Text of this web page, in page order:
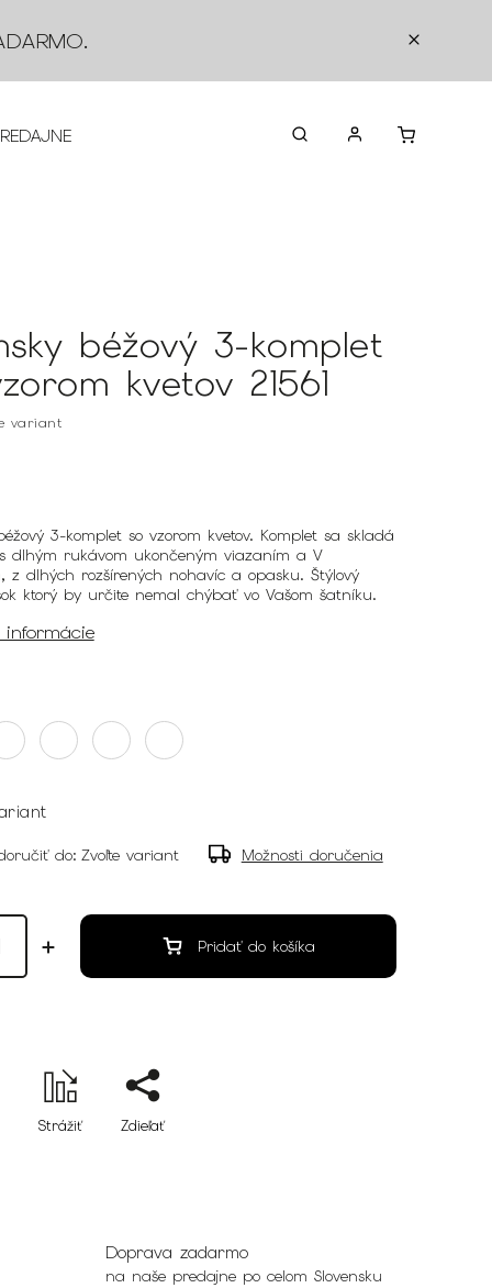
.
KONTAKTY
béžový 3-komplet
kvetov 21561
variant
3-komplet so vzorom kvetov. Komplet sa skladá
dlhým rukávom ukončeným viazaním a V
z dlhých rozšírených nohavíc a opasku. Štýlový
ktorý by určite nemal chýbať vo Vašom šatníku.
informácie
do: Zvoľte variant Možnosti doručenia
Pridať do košíka
Strážiť Zdieľať
Doprava zadarmo
na naše predajne po celom Slovensku